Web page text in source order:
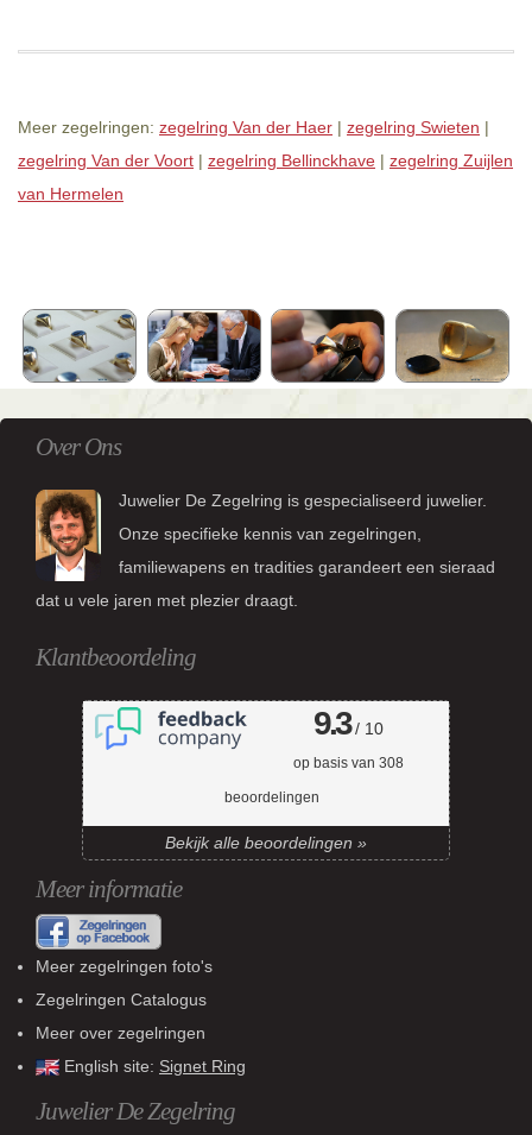
Meer zegelringen: zegelring Van der Haer | zegelring Swieten |
zegelring Van der Voort | zegelring Bellinckhave | zegelring Zuijlen
van Hermelen
Over Ons
Juwelier De Zegelring is gespecialiseerd juwelier.
Onze specifieke kennis van zegelringen,
familiewapens en tradities garandeert een sieraad
dat u vele jaren met plezier draagt.
Klantbeoordeling
9.3/ 10
op basis van 308
beoordelingen
Bekijk alle beoordelingen »
Meer informatie
Meer zegelringen foto's
Zegelringen Catalogus
Meer over zegelringen
English site: Signet Ring
Juwelier De Zegelring